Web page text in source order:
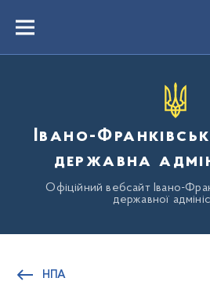
вмістуMenu
Івано-
державна
Офіційний вебсайт Івано-
державної
НПА